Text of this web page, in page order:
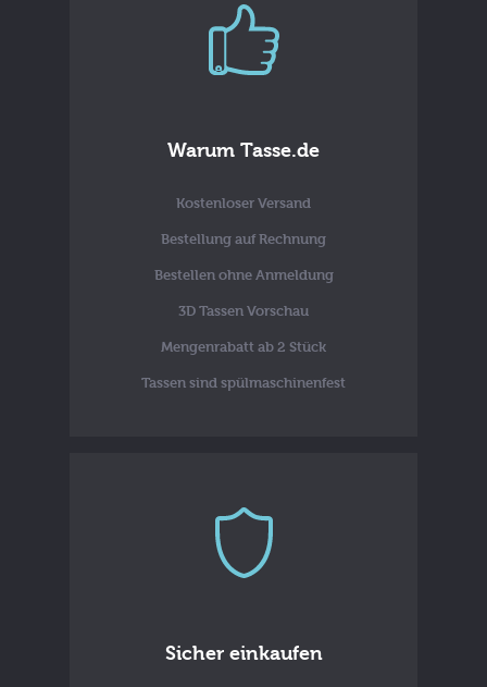
Warum Tasse.de
Kostenloser Versand
Bestellung auf Rechnung
Bestellen ohne Anmeldung
3D Tassen Vorschau
Mengenrabatt ab 2 Stück
Tassen sind spülmaschinenfest
Sicher einkaufen